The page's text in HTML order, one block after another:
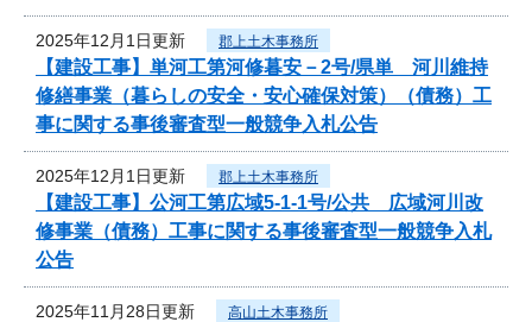
2025年12月1日更新 郡上土木事務所
【建設工事】単河工第河修暮安－2号/県単 河川維持
修繕事業（暮らしの安全・安心確保対策）（債務）工
事に関する事後審査型一般競争入札公告
2025年12月1日更新 郡上土木事務所
【建設工事】公河工第広域5-1-1号/公共 広域河川改
修事業（債務）工事に関する事後審査型一般競争入札
公告
2025年11月28日更新 高山土木事務所